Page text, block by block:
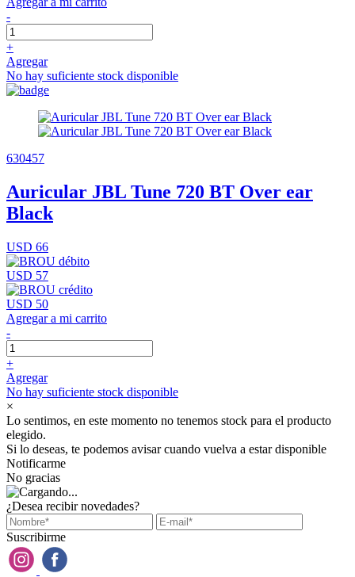
-
+
Agregar
No hay suficiente stock disponible
630457
Auricular JBL Tune 720 BT Over ear
Black
USD 66
USD 57
USD 50
Agregar a mi carrito
-
+
Agregar
No hay suficiente stock disponible
×
Lo sentimos, en este momento no tenemos stock para el producto
elegido.
Si lo deseas, te podemos avisar cuando vuelva a estar disponible
Notificarme
No gracias
¿Desea recibir novedades?
Suscribirme